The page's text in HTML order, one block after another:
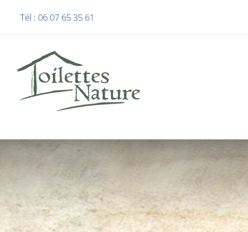
Tél : 06 07 65 35 61